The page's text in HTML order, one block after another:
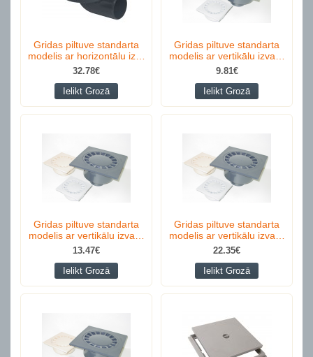
Gridas piltuve standarta
modelis ar horizontālu iz…
32.78€
Ielikt Grozā
Gridas piltuve standarta
modelis ar vertikālu izva…
9.81€
Ielikt Grozā
Gridas piltuve standarta
modelis ar vertikālu izva…
13.47€
Ielikt Grozā
Gridas piltuve standarta
modelis ar vertikālu izva…
22.35€
Ielikt Grozā